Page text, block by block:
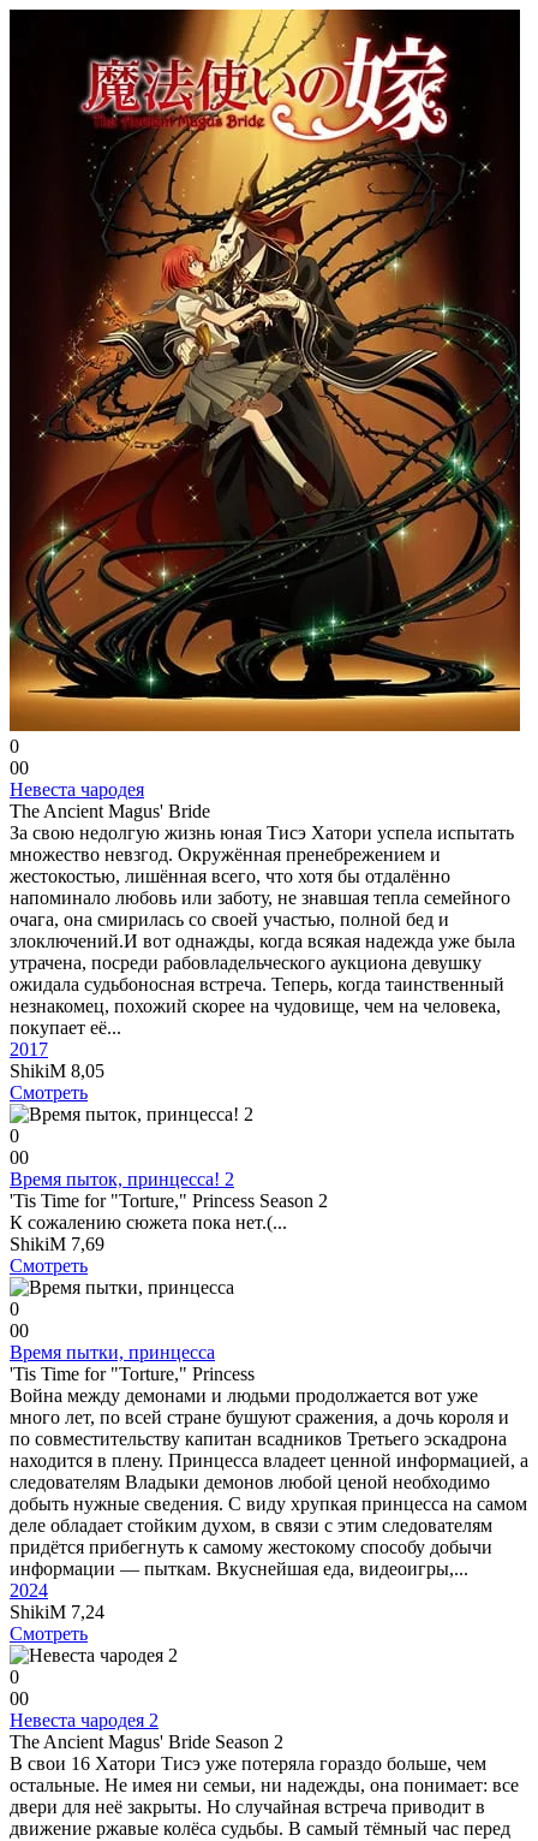
0
00
Невеста чародея
The Ancient Magus' Bride
За свою недолгую жизнь юная Тисэ Хатори успела испытать
множество невзгод. Окружённая пренебрежением и
жестокостью, лишённая всего, что хотя бы отдалённо
напоминало любовь или заботу, не знавшая тепла семейного
очага, она смирилась со своей участью, полной бед и
злоключений.И вот однажды, когда всякая надежда уже была
утрачена, посреди рабовладельческого аукциона девушку
ожидала судьбоносная встреча. Теперь, когда таинственный
незнакомец, похожий скорее на чудовище, чем на человека,
покупает её...
2017
ShikiM 8,05
Смотреть
0
00
Время пыток, принцесса! 2
'Tis Time for "Torture," Princess Season 2
К сожалению сюжета пока нет.(...
ShikiM 7,69
Смотреть
0
00
Время пытки, принцесса
'Tis Time for "Torture," Princess
Война между демонами и людьми продолжается вот уже
много лет, по всей стране бушуют сражения, а дочь короля и
по совместительству капитан всадников Третьего эскадрона
находится в плену. Принцесса владеет ценной информацией, а
следователям Владыки демонов любой ценой необходимо
добыть нужные сведения. С виду хрупкая принцесса на самом
деле обладает стойким духом, в связи с этим следователям
придётся прибегнуть к самому жестокому способу добычи
информации — пыткам. Вкуснейшая еда, видеоигры,...
2024
ShikiM 7,24
Смотреть
0
00
Невеста чародея 2
The Ancient Magus' Bride Season 2
В свои 16 Хатори Тисэ уже потеряла гораздо больше, чем
остальные. Не имея ни семьи, ни надежды, она понимает: все
двери для неё закрыты. Но случайная встреча приводит в
движение ржавые колёса судьбы. В самый тёмный час перед